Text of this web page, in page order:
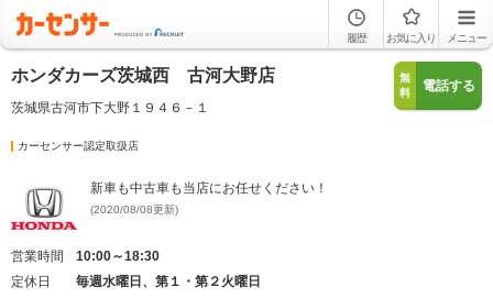
履歴 お気に入り メニュー
ホンダカーズ茨城西 古河大野店
茨城県古河市下大野１９４６－１
無
料
電話する
カーセンサー認定取扱店
新車も中古車も当店にお任せください！
(2020/08/08更新)
営業時間
10:00～18:30
定休日
毎週水曜日、第１・第２火曜日